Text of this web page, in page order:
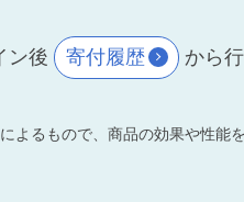
ン後 寄付履歴 から
るもので、商品の効果や性能